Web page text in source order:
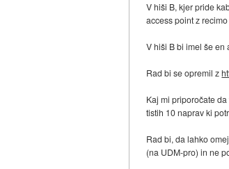
V hiši B, kjer pride
access point z
V hiši B bi imel še en
Rad bi se opremil z
Kaj mi priporočate
tistih 10 naprav ki
Rad bi, da lahko
(na UDM-pro) in ne